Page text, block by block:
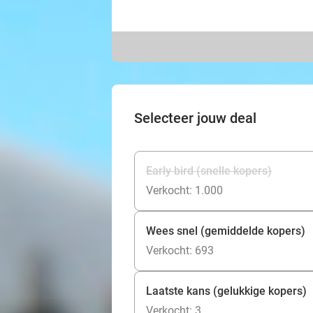
Selecteer jouw deal
Early bird (snelle kopers)
Verkocht: 1.000
Wees snel (gemiddelde kopers)
Verkocht: 693
Laatste kans (gelukkige kopers)